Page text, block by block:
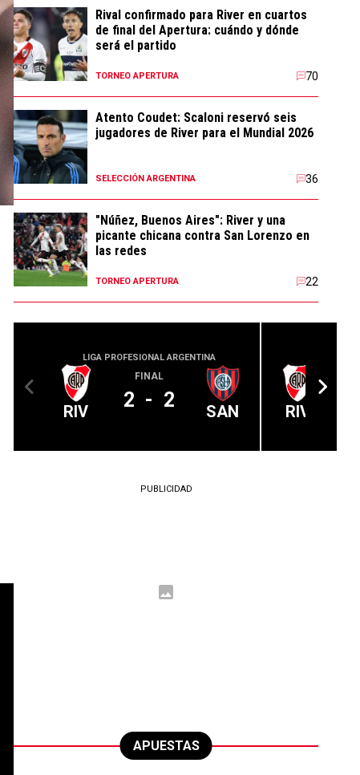
Rival confirmado para River en cuartos
de final del Apertura: cuándo y dónde
será el partido
TORNEO APERTURA 70
Atento Coudet: Scaloni reservó seis
jugadores de River para el Mundial 2026
SELECCIÓN ARGENTINA 36
"Núñez, Buenos Aires": River y una
picante chicana contra San Lorenzo en
las redes
TORNEO APERTURA 22
LIGA PROFESIONAL ARGENTINA
RIV
FINAL
2 - 2 SAN RIV
PUBLICIDAD
APUESTAS